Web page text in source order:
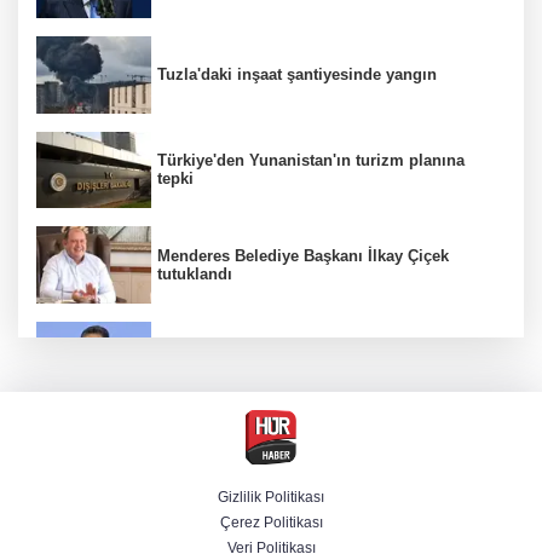
Tuzla'daki inşaat şantiyesinde yangın
Türkiye'den Yunanistan'ın turizm planına
tepki
Menderes Belediye Başkanı İlkay Çiçek
tutuklandı
Hür Ağbaba soruşturmasında MASAK para
hareketlerini inceledi
Bakan Gürlek: Kanunda şehitleri incitecek
Gizlilik Politikası
Çerez Politikası
Veri Politikası